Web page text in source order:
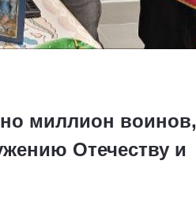
миллион воинов,
Отечеству и